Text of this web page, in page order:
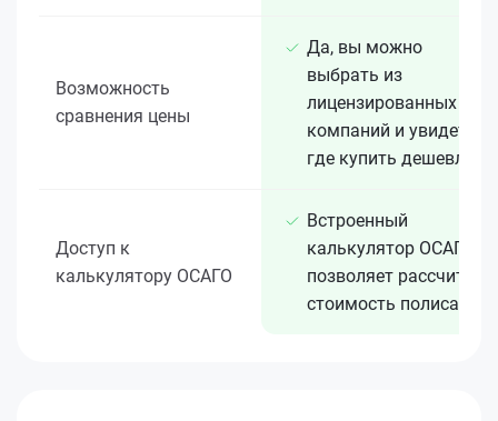
Возможность
сравнения цены
Да, вы можно
выбрать из
лицензированных 15+
компаний и увидеть,
где купить дешевле
Доступ к
калькулятору ОСАГО
Встроенный
калькулятор ОСАГО
позволяет рассчитать
стоимость полиса